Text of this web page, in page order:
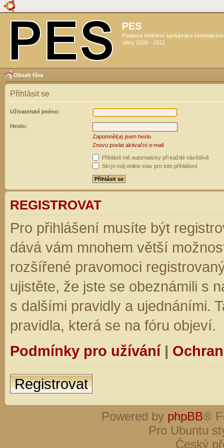
PES
Podpora efektivní spolupráce
sféry 2009 - 2012
Obsah fóra
Přihlásit se
Uživatelské jméno:
Heslo:
Zapomněl(a) jsem heslo
Znovu poslat aktivační e-mail
Přihlásit mě automaticky při každé návštěvě
Skrýt můj online stav pro toto přihlášení
REGISTROVAT
Pro přihlášení musíte být
dává vám mnohem větší
rozšířené pravomoci
ujistěte, že jste se obeznámili s
s dalšími pravidly a ujednáními.
pravidla, která se na fóru objeví.
Podmínky pro užívání|
Registrovat
Powered by phpBB®
Pro Ubuntu
Český